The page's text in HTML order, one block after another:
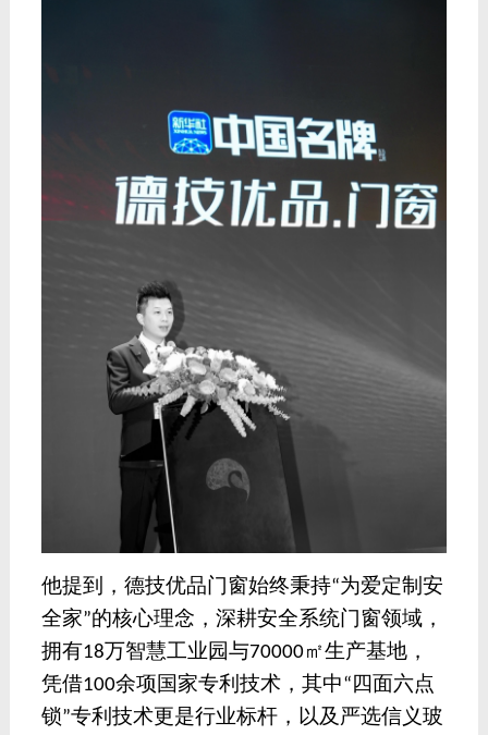
他提到，德技优品门窗始终秉持“为爱定制安
全家”的核心理念，深耕安全系统门窗领域，
拥有18万智慧工业园与70000㎡生产基地，
凭借100余项国家专利技术，其中“四面六点
锁”专利技术更是行业标杆，以及严选信义玻